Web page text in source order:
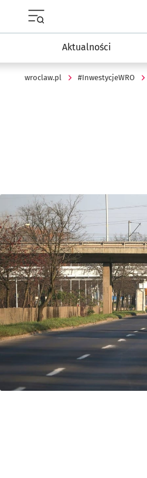
Aktualności
wroclaw.pl #InwestycjeWRO
Kliknij, aby powiększyć